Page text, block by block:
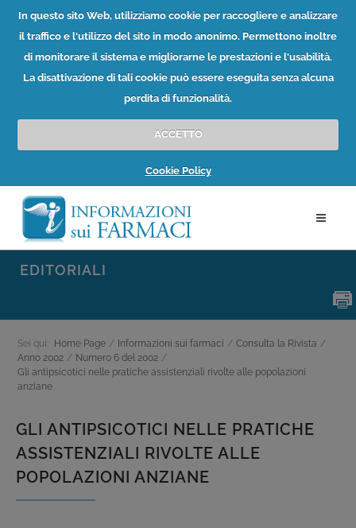
In questo sito Web, utilizziamo cookie per raccogliere e analizzare
il traffico e l'utilizzo del sito in modo anonimo. Permettono inoltre
di monitorare il sistema e migliorarne le prestazioni e l'usabilità.
La disattivazione di tali cookie può essere eseguita senza alcuna
perdita di funzionalità.
ACCETTO
Cookie Policy
EDITORIALI
Sei qui: Home Page / Informazioni sui farmaci / Consulta la Rivista /
Anno 2002 / Numero 6 del 2002 /
Gli antipsicotici nelle pratiche assistenziali rivolte alle popolazioni
anziane
GLI ANTIPSICOTICI NELLE PRATICHE
ASSISTENZIALI RIVOLTE ALLE
POPOLAZIONI ANZIANE